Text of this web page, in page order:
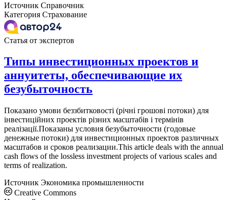
Источник Справочник
Категория Страхование
Статья от экспертов
Типы инвестиционных проектов и
аннуитеты, обеспечивающие их
безубыточность
Показано умови беззбитковості (річні грошові потоки) для
інвестиційних проектів різних масштабів і термінів
реалізації.Показаны условия безубыточности (годовые
денежные потоки) для инвестиционных проектов различных
масштабов и сроков реализации.This article deals with the annual
cash flows of the lossless investment projects of various scales and
terms of realization.
Источник Экономика промышленности
Creative Commons